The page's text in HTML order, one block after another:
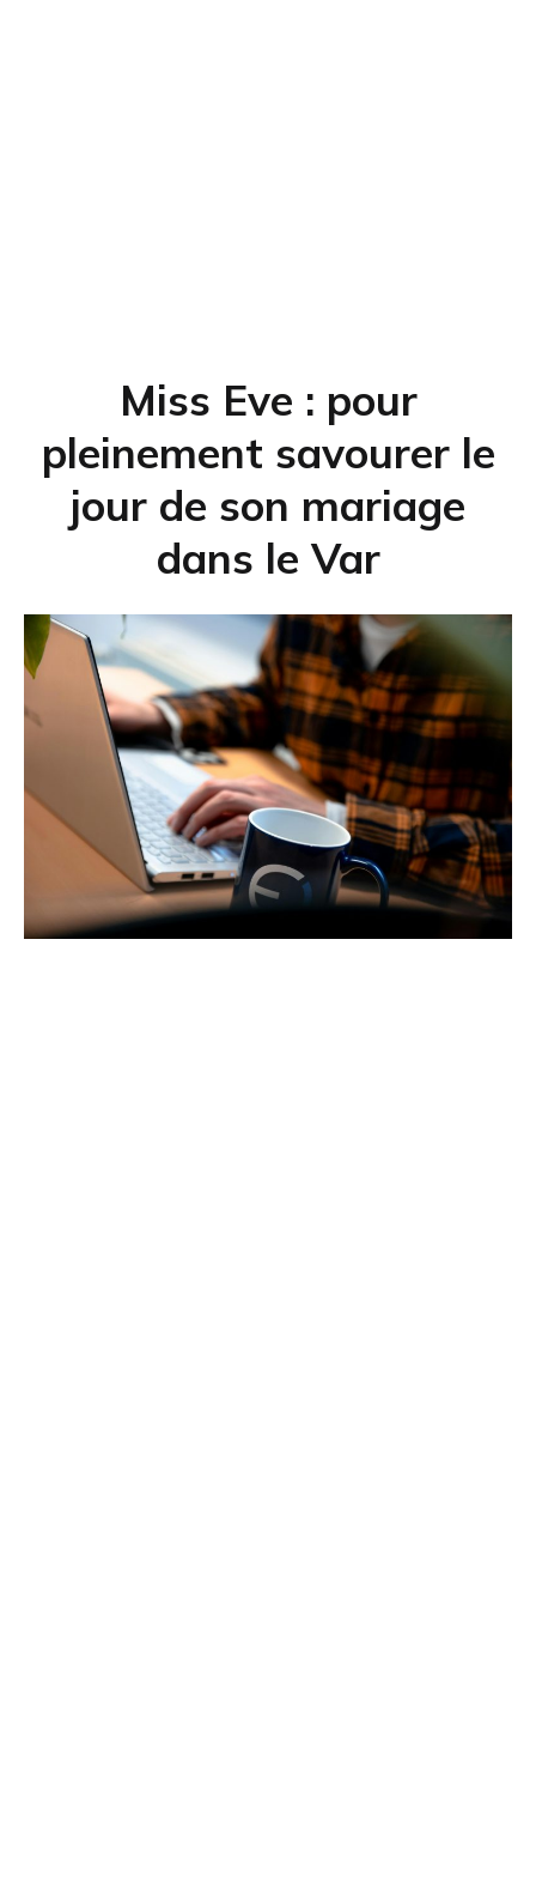
Miss Eve : pour
pleinement savourer le
jour de son mariage
dans le Var